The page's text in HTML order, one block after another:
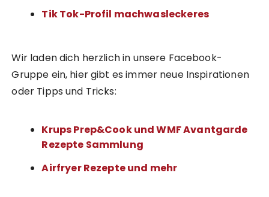
Tik Tok-Profil machwasleckeres
Wir laden dich herzlich in unsere Facebook-
Gruppe ein, hier gibt es immer neue Inspirationen
oder Tipps und Tricks:
Krups Prep&Cook und WMF Avantgarde
Rezepte Sammlung
Airfryer Rezepte und mehr